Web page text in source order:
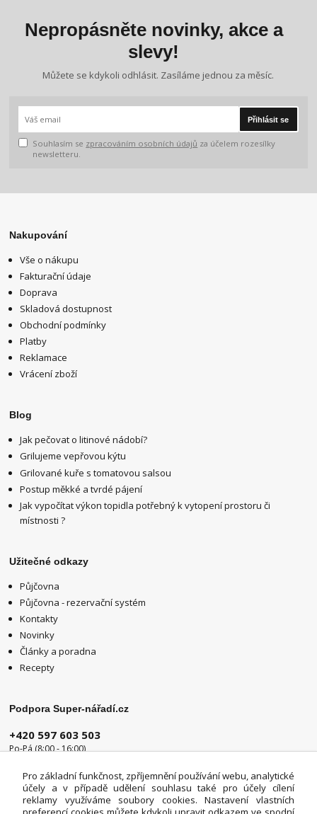
Nepropásněte novinky, akce a
slevy!
Můžete se kdykoli odhlásit. Zasíláme jednou za měsíc.
Přihlásit se
Souhlasím se zpracováním osobních údajů za účelem rozesílky
newsletteru.
Nakupování
Vše o nákupu
Fakturační údaje
Doprava
Skladová dostupnost
Obchodní podmínky
Platby
Reklamace
Vrácení zboží
Blog
Jak pečovat o litinové nádobí?
Grilujeme vepřovou kýtu
Grilované kuře s tomatovou salsou
Postup měkké a tvrdé pájení
Jak vypočítat výkon topidla potřebný k vytopení prostoru či
místnosti ?
Užitečné odkazy
Půjčovna
Půjčovna - rezervační systém
Kontakty
Novinky
Články a poradna
Recepty
Podpora Super-nářadí.cz
+420 597 603 503
Po-Pá (8:00 - 16:00)
Pro základní funkčnost, zpříjemnění používání webu, analytické
účely a v případě udělení souhlasu také pro účely cílení
reklamy využíváme soubory cookies. Nastavení vlastních